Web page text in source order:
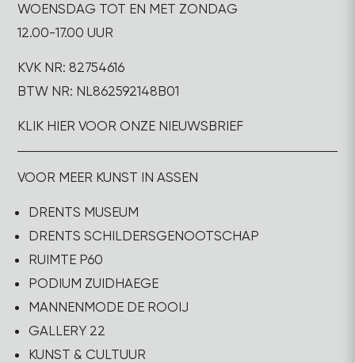
WOENSDAG TOT EN MET ZONDAG
12.00-17.00 UUR
KVK NR: 82754616
BTW NR: NL862592148B01
KLIK HIER VOOR ONZE NIEUWSBRIEF
VOOR MEER KUNST IN ASSEN
DRENTS MUSEUM
DRENTS SCHILDERSGENOOTSCHAP
RUIMTE P60
PODIUM ZUIDHAEGE
MANNENMODE DE ROOIJ
GALLERY 22
KUNST & CULTUUR